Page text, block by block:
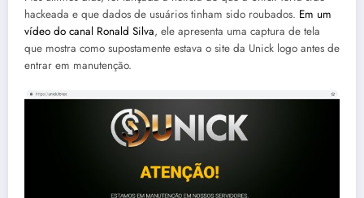
hackeada e que dados de usuários tinham sido roubados. Em um
vídeo do canal Ronald Silva, ele apresenta uma captura de tela
que mostra como supostamente estava o site da Unick logo antes de
entrar em manutenção.